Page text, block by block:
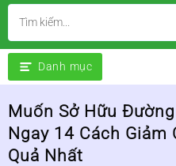
Danh mục
Muốn Sở Hữu
Ngay 14 Cách Giảm
Quả Nhất